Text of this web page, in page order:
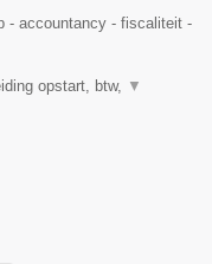
- accountancy - fiscaliteit -
opstart, btw, ▼